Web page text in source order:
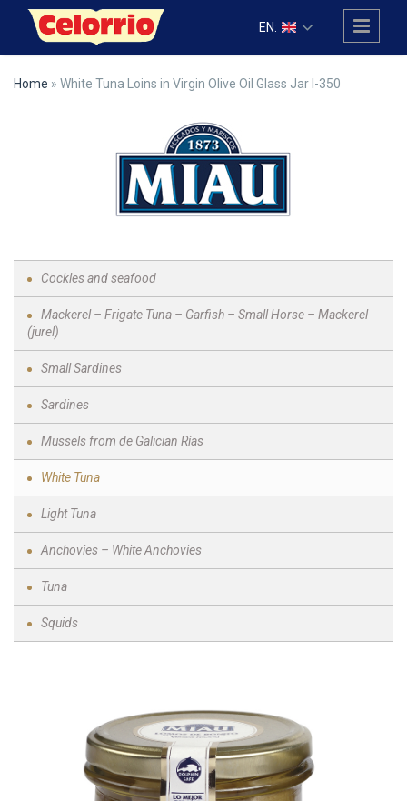
Skip to main content
EN:
Home » White Tuna Loins in Virgin Olive Oil Glass Jar I-350
Cockles and seafood
Mackerel – Frigate Tuna – Garfish – Small Horse – Mackerel
(jurel)
Small Sardines
Sardines
Mussels from de Galician Rías
White Tuna
Light Tuna
Anchovies – White Anchovies
Tuna
Squids